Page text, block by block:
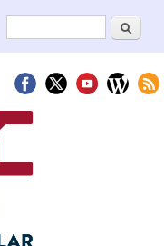
Formulari deCerca